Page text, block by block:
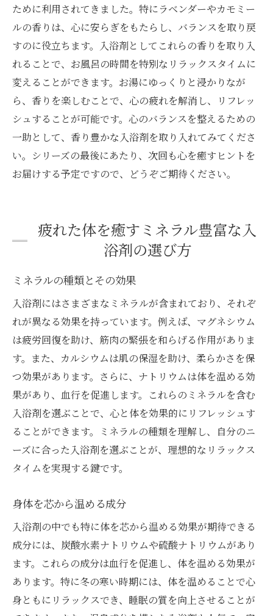
ために利用されてきました。特にラベンダーやカモミー
ルの香りは、心に安らぎをもたらし、バランスを取り戻
すのに役立ちます。入浴剤としてこれらの香りを取り入
れることで、お風呂の時間を特別なリラックスタイムに
変えることができます。お湯にゆっくりと浸かりなが
ら、香りを楽しむことで、心の疲れを解消し、リフレッ
シュすることが可能です。心のバランスを整えるための
一助として、香り豊かな入浴剤を取り入れてみてくださ
い。シリーズの最後にあたり、次回も心を癒すヒントを
お届けする予定ですので、どうぞご期待ください。
疲れた体を癒すミネラル豊富な入
浴剤の選び方
ミネラルの種類とその効果
入浴剤にはさまざまなミネラルが含まれており、それぞ
れが異なる効果を持っています。例えば、マグネシウム
は疲労回復を助け、筋肉の緊張を和らげる作用がありま
す。また、カルシウムは肌の保湿を助け、柔らかさを保
つ効果があります。さらに、ナトリウムは体を温める効
果があり、血行を促進します。これらのミネラルを含む
入浴剤を選ぶことで、心と体を効果的にリフレッシュす
ることができます。ミネラルの種類を理解し、自分のニ
ーズに合った入浴剤を選ぶことが、理想的なリラックス
タイムを実現する鍵です。
身体を芯から温める成分
入浴剤の中でも特に体を芯から温める効果が期待できる
成分には、炭酸水素ナトリウムや硫酸ナトリウムがあり
ます。これらの成分は血行を促進し、体を温める効果が
あります。特に冬の寒い時期には、体を温めることで心
身ともにリラックスでき、睡眠の質を向上させることが